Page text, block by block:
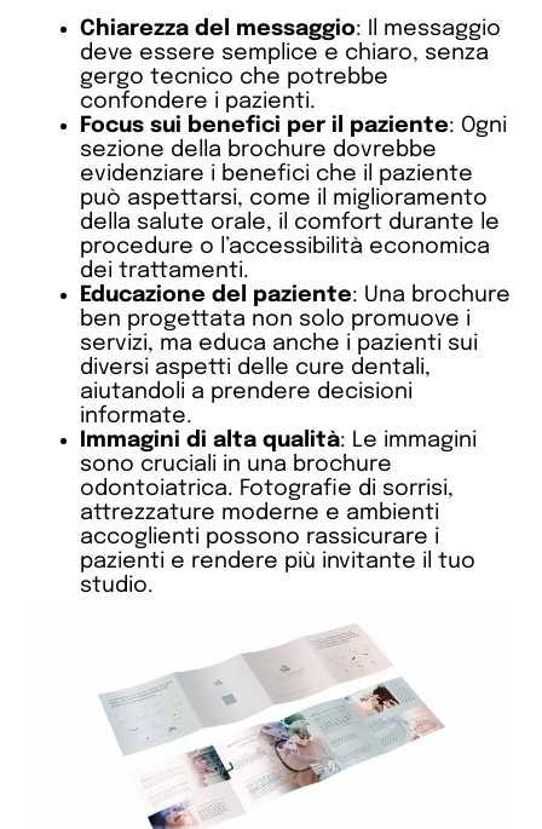
Chiarezza del messaggio: Il messaggio
deve essere semplice e chiaro, senza
gergo tecnico che potrebbe
confondere i pazienti.
Focus sui benefici per il paziente: Ogni
sezione della brochure dovrebbe
evidenziare i benefici che il paziente
può aspettarsi, come il miglioramento
della salute orale, il comfort durante le
procedure o l’accessibilità economica
dei trattamenti.
Educazione del paziente: Una brochure
ben progettata non solo promuove i
servizi, ma educa anche i pazienti sui
diversi aspetti delle cure dentali,
aiutandoli a prendere decisioni
informate.
Immagini di alta qualità: Le immagini
sono cruciali in una brochure
odontoiatrica. Fotografie di sorrisi,
attrezzature moderne e ambienti
accoglienti possono rassicurare i
pazienti e rendere più invitante il tuo
studio.